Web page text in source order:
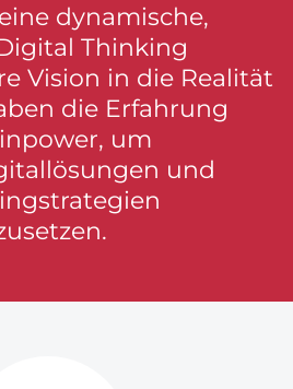
dynamische,
Thinking
Vision in die Realität
die Erfahrung
um
und